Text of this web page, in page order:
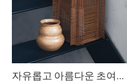
자유롭고 아름다운 초여름의 에스닉